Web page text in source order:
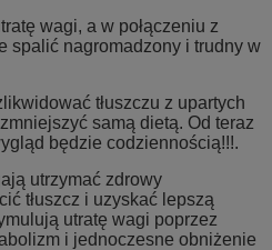
wagi, a w połączeniu z
spalić nagromadzony i trudny w
tłuszczu z upartych
samą dietą. Od teraz
będzie codziennością!!!.
utrzymać zdrowy
tłuszcz i uzyskać lepszą
utratę wagi poprzez
i jednoczesne obniżenie